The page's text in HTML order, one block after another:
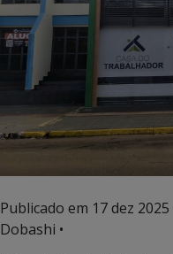
Publicado em 17 dez 2025
Dobashi •